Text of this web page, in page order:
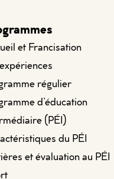
et Francisation
régulier
d’éducation
(PÉI)
du PÉI
et évaluation au PÉI